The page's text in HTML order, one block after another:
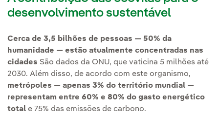
desenvolvimento sustentável
Cerca de 3,5 bilhões de pessoas — 50% da
humanidade — estão atualmente concentradas nas
cidades São dados da ONU, que vaticina 5 milhões até
2030. Além disso, de acordo com este organismo,
metrópoles — apenas 3% do território mundial —
representam entre 60% e 80% do gasto energético
total e 75% das emissões de carbono.